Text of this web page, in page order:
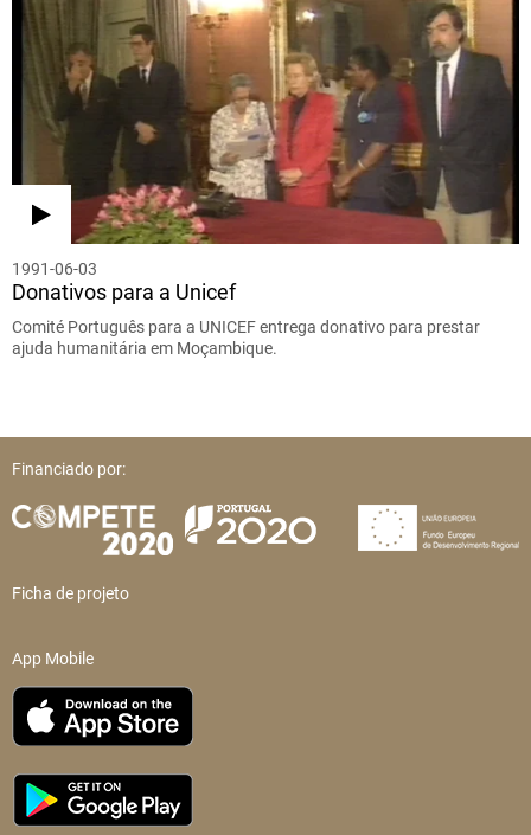
1991-06-03
Donativos para a Unicef
Comité Português para a UNICEF entrega donativo para prestar
ajuda humanitária em Moçambique.
Financiado por:
Ficha de projeto
App Mobile